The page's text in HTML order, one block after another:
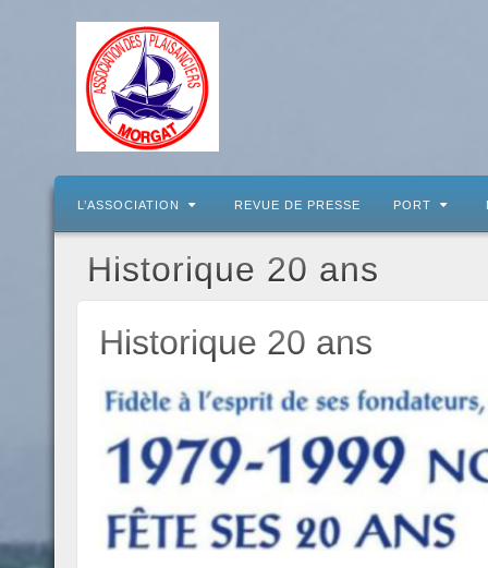
L’ASSOCIATION REVUE DE PRESSE PORT
Historique 20 ans
Historique 20 ans